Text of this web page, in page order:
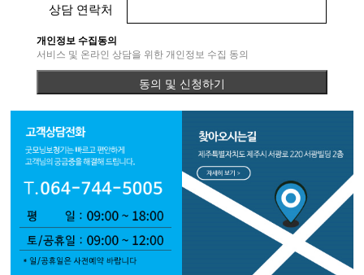
상담 연락처
개인정보 수집동의
서비스 및 온라인 상담을 위한 개인정보 수집 동의